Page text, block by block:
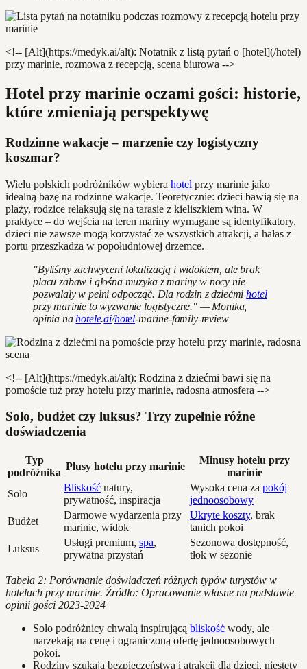
<!-- [Alt](https://medyk.ai/alt): Notatnik z listą pytań o [hotel](/hotel)
przy marinie, rozmowa z recepcją, scena biurowa -->
Hotel przy marinie oczami gości: historie,
które zmieniają perspektywę
Rodzinne wakacje – marzenie czy logistyczny
koszmar?
Wielu polskich podróżników wybiera hotel przy marinie jako
idealną bazę na rodzinne wakacje. Teoretycznie: dzieci bawią się na
plaży, rodzice relaksują się na tarasie z kieliszkiem wina. W
praktyce – do wejścia na teren mariny wymagane są identyfikatory,
dzieci nie zawsze mogą korzystać ze wszystkich atrakcji, a hałas z
portu przeszkadza w popołudniowej drzemce.
"Byliśmy zachwyceni lokalizacją i widokiem, ale brak
placu zabaw i głośna muzyka z mariny w nocy nie
pozwalały w pełni odpocząć. Dla rodzin z dziećmihotel
przy marinie to wyzwanie logistyczne." — Monika,
opinia nahotele.ai/hotel-marine-family-review
<!-- [Alt](https://medyk.ai/alt): Rodzina z dziećmi bawi się na
pomoście tuż przy hotelu przy marinie, radosna atmosfera -->
Solo, budżet czy luksus? Trzy zupełnie różne
doświadczenia
Typ
podróżnika
Plusy hotelu przy marinie
Minusy hotelu przy
marinie
Solo
Bliskość natury,
prywatność, inspiracja
Wysoka cena za pokój
jednoosobowy
Budżet
Darmowe wydarzenia przy
marinie, widok
Ukryte koszty, brak
tanich pokoi
Luksus
Usługi premium, spa,
prywatna przystań
Sezonowa dostępność,
tłok w sezonie
Tabela 2: Porównanie doświadczeń różnych typów turystów w
hotelach przy marinie. Źródło: Opracowanie własne na podstawie
opinii gości 2023-2024
Solo podróżnicy chwalą inspirującą bliskość wody, ale
narzekają na cenę i ograniczoną ofertę jednoosobowych
pokoi.
Rodziny szukają bezpieczeństwa i atrakcji dla dzieci, niestety